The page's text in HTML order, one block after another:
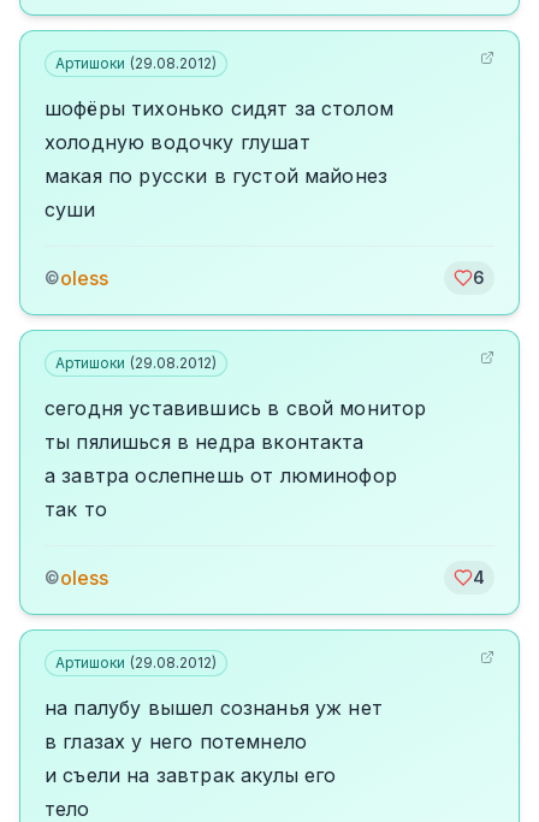
Артишоки (29.08.2012)
шофёры тихонько сидят за столом
холодную водочку глушат
макая по русски в густой майонез
суши
©oless 6
Артишоки (29.08.2012)
сегодня уставившись в свой монитор
ты пялишься в недра вконтакта
а завтра ослепнешь от люминофор
так то
©oless 4
Артишоки (29.08.2012)
на палубу вышел сознанья уж нет
в глазах у него потемнело
и съели на завтрак акулы его
тело